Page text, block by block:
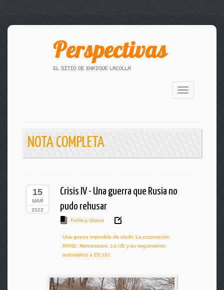
Toggle
navigation
NOTA COMPLETA
15
MAR
2022
Crisis IV - Una guerra que Rusia no
pudo rehusar
Política Global
Una guerra imposible de eludir. La corporación
RAND. Mercenarios. La UE y su seguimiento
automático a EE.UU.